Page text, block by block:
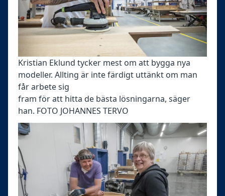
Kristian Eklund tycker mest om att bygga nya
modeller. Allting är inte färdigt uttänkt om man
får arbete sig
fram för att hitta de bästa lösningarna, säger
han. FOTO JOHANNES TERVO